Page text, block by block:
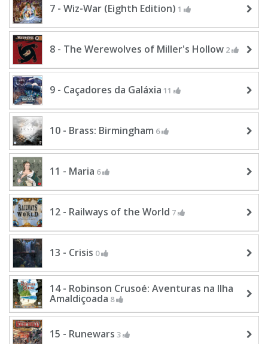
7 - Wiz-War (Eighth Edition) 1
8 - The Werewolves of Miller's Hollow 2
9 - Caçadores da Galáxia 11
10 - Brass: Birmingham 6
11 - Maria 6
12 - Railways of the World 7
13 - Crisis 0
14 - Robinson Crusoé: Aventuras na Ilha
Amaldiçoada 8
15 - Runewars 3